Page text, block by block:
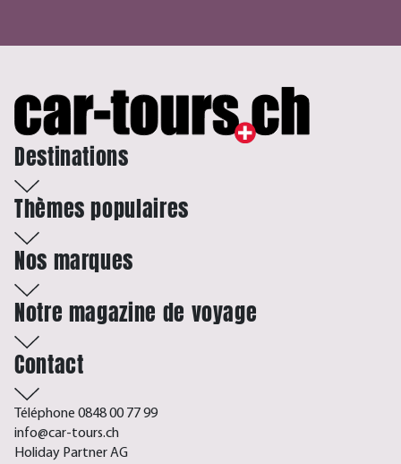
Destinations
Thèmes populaires
Nos marques
Notre magazine de voyage
Contact
Téléphone 0848 00 77 99
info@car-tours.ch
Holiday Partner AG